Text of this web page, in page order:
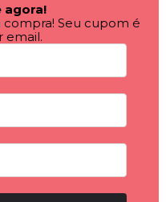
agora!
compra! Seu cupom é
email.